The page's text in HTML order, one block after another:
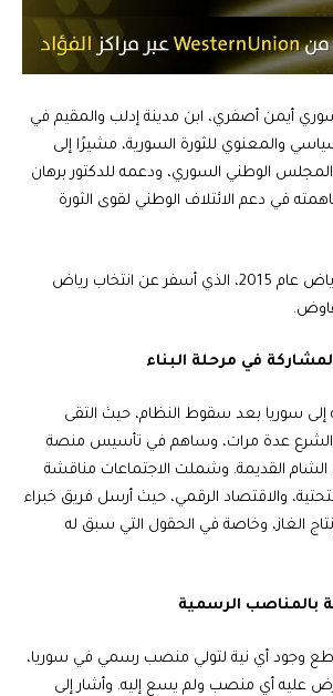
أيمن أصفري، ابن مدينة إدلب والمقيم في
والمعنوي للثورة السورية، مشيرًا إلى
الوطني السوري، ودعمه للدكتور برهان
في دعم الائتلاف الوطني لقوى الثورة
وأكد حضوره مؤتمر الرياض عام 2015، الذي أسفر عن انتخاب رياض
في مرحلة البناء
إلى سوريا بعد سقوط النظام، حيث التقى
الشرع عدة مرات، وساهم في تأسيس منصة
الشام القديمة. وشملت الاجتماعات مناقشة
والاقتصاد الرقمي، حيث أرسل فريق خبراء
الغاز، وخاصة في الحقول التي سبق له
بالمناصب الرسمية
وجود أي نية لتولي منصب رسمي في سوريا،
عليه أي منصب ولم يسع إليه. وأشار إلى